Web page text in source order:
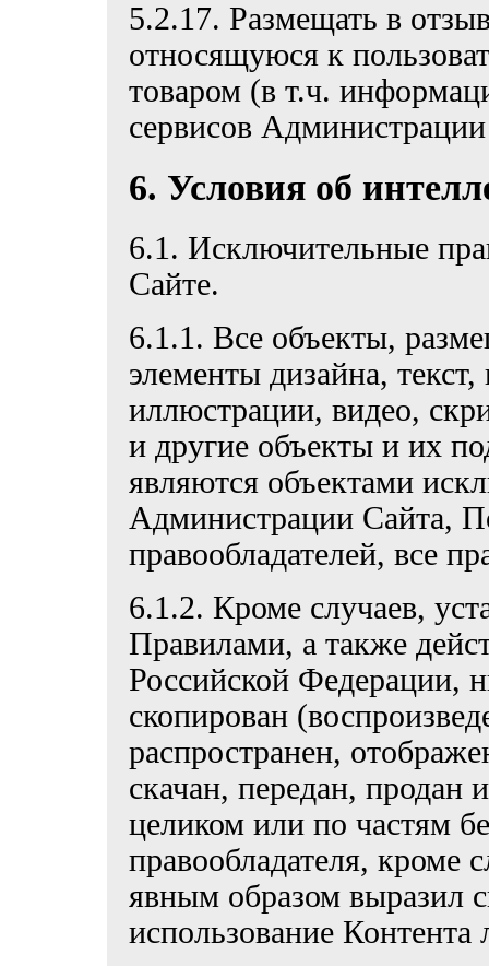
5.2.17. Размещать в
относящуюся к
товаром (в т.ч.
сервисов
6. Условия об
6.1. Исключительные
Сайте.
6.1.1. Все объекты,
элементы дизайна,
иллюстрации, видео,
и другие объекты и их
являются объектами
Администрации Сайта,
правообладателей, все
6.1.2. Кроме случаев,
Правилами, а также
Российской Федерации,
скопирован
распространен,
скачан, передан, продан
целиком или по частям
правообладателя, кроме
явным образом выразил
использование